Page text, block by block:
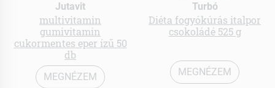
Jutavit
multivitamin
gumivitamin
cukormentes eper ízű 50
db
MEGNÉZEM
Turbó
Diéta fogyókúrás italpor
csokoládé 525 g
MEGNÉZEM